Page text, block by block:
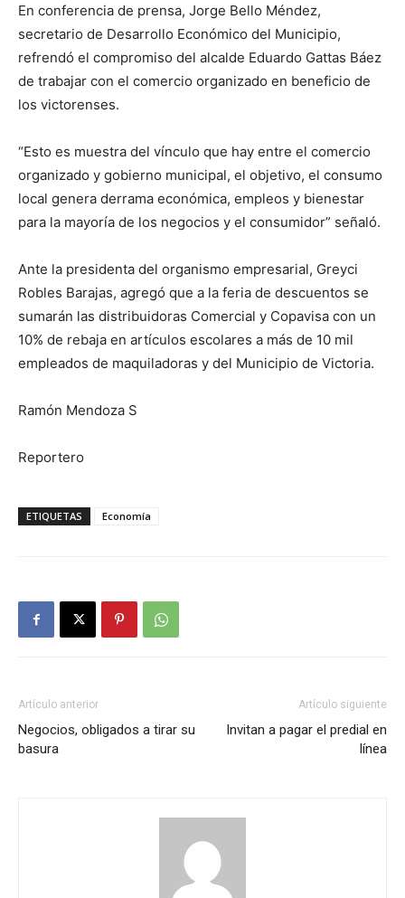
En conferencia de prensa, Jorge Bello Méndez,
secretario de Desarrollo Económico del Municipio,
refrendó el compromiso del alcalde Eduardo Gattas Báez
de trabajar con el comercio organizado en beneficio de
los victorenses.
“Esto es muestra del vínculo que hay entre el comercio
organizado y gobierno municipal, el objetivo, el consumo
local genera derrama económica, empleos y bienestar
para la mayoría de los negocios y el consumidor” señaló.
Ante la presidenta del organismo empresarial, Greyci
Robles Barajas, agregó que a la feria de descuentos se
sumarán las distribuidoras Comercial y Copavisa con un
10% de rebaja en artículos escolares a más de 10 mil
empleados de maquiladoras y del Municipio de Victoria.
Ramón Mendoza S
Reportero
ETIQUETAS Economía
Artículo anterior
Negocios, obligados a tirar su
basura
Artículo siguiente
Invitan a pagar el predial en
línea